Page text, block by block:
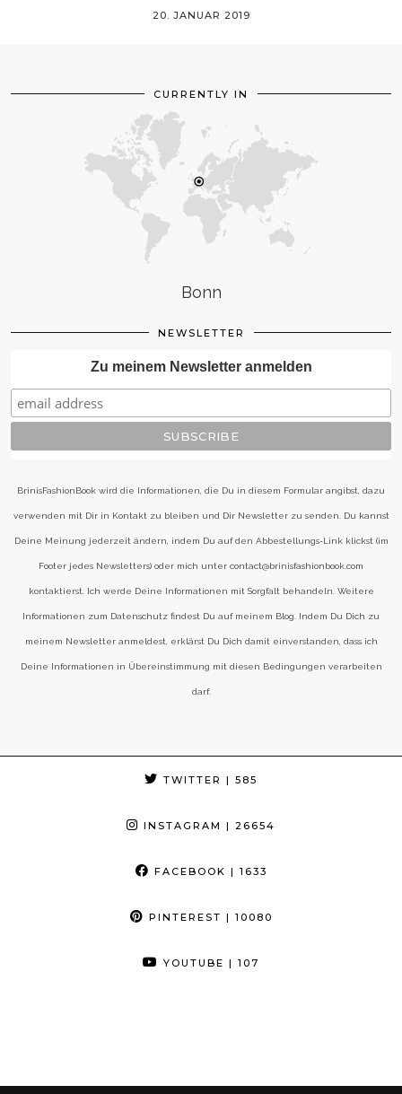
20. JANUAR 2019
CURRENTLY IN
Bonn
NEWSLETTER
Zu meinem Newsletter anmelden
BrinisFashionBook wird die Informationen, die Du in diesem Formular angibst, dazu
verwenden mit Dir in Kontakt zu bleiben und Dir Newsletter zu senden. Du kannst
Deine Meinung jederzeit ändern, indem Du auf den Abbestellungs-Link klickst (im
Footer jedes Newsletters) oder mich unter contact@brinisfashionbook.com
kontaktierst. Ich werde Deine Informationen mit Sorgfalt behandeln. Weitere
Informationen zum Datenschutz findest Du auf meinem Blog. Indem Du Dich zu
meinem Newsletter anmeldest, erklärst Du Dich damit einverstanden, dass ich
Deine Informationen in Übereinstimmung mit diesen Bedingungen verarbeiten
darf.
TWITTER | 585
INSTAGRAM | 26654
FACEBOOK | 1633
PINTEREST | 10080
YOUTUBE | 107